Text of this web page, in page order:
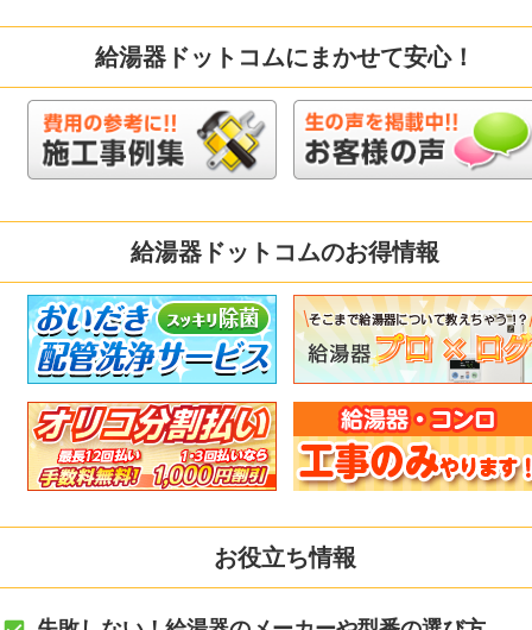
給湯器ドットコムにまかせて安心！
給湯器ドットコムのお得情報
お役立ち情報